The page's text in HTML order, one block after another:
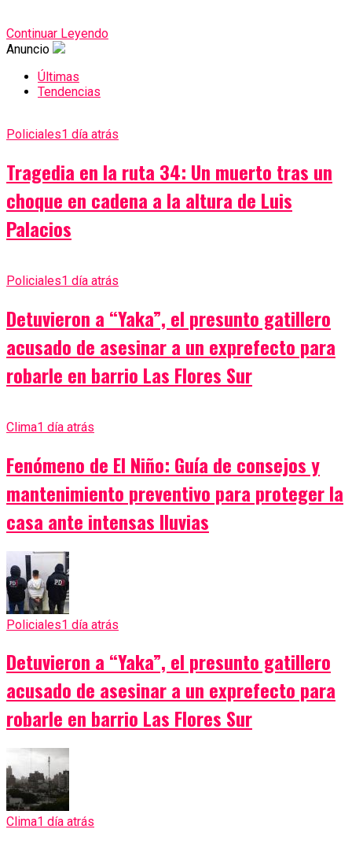
Continuar Leyendo
Anuncio
Últimas
Tendencias
Policiales1 día atrás
Tragedia en la ruta 34: Un muerto tras un
choque en cadena a la altura de Luis
Palacios
Policiales1 día atrás
Detuvieron a “Yaka”, el presunto gatillero
acusado de asesinar a un exprefecto para
robarle en barrio Las Flores Sur
Clima1 día atrás
Fenómeno de El Niño: Guía de consejos y
mantenimiento preventivo para proteger la
casa ante intensas lluvias
Policiales1 día atrás
Detuvieron a “Yaka”, el presunto gatillero
acusado de asesinar a un exprefecto para
robarle en barrio Las Flores Sur
Clima1 día atrás